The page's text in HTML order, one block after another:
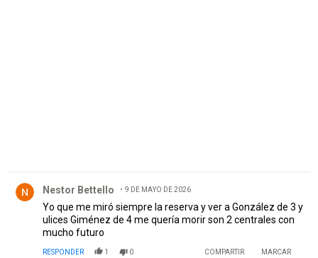
Nestor Bettello 9 DE MAYO DE 2026
Yo que me miró siempre la reserva y ver a González de 3 y
ulices Giménez de 4 me quería morir son 2 centrales con
mucho futuro
RESPONDER 1 0 COMPARTIR
MARCAR